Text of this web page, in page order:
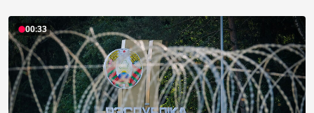
00:33